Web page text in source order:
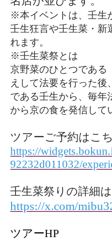
※本イベントは、壬生
壬生狂言や壬生菜・新
れます。
※壬生菜祭とは
京野菜のひとつである
えして法要を行った
である壬生から、毎年
から京の食を発信して
ツアーご予約はこ
https://
92232d011032/
壬生菜祭りの詳細
https://x.com/
ツアーHP